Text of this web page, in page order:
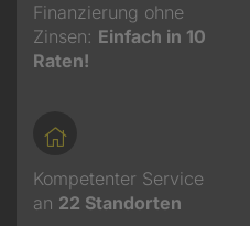
Finanzierung ohne
Zinsen: Einfach in 10
Raten!
Kompetenter Service
an 22 Standorten